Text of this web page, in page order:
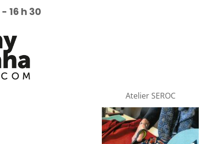
- 16 h 30
Atelier SEROC